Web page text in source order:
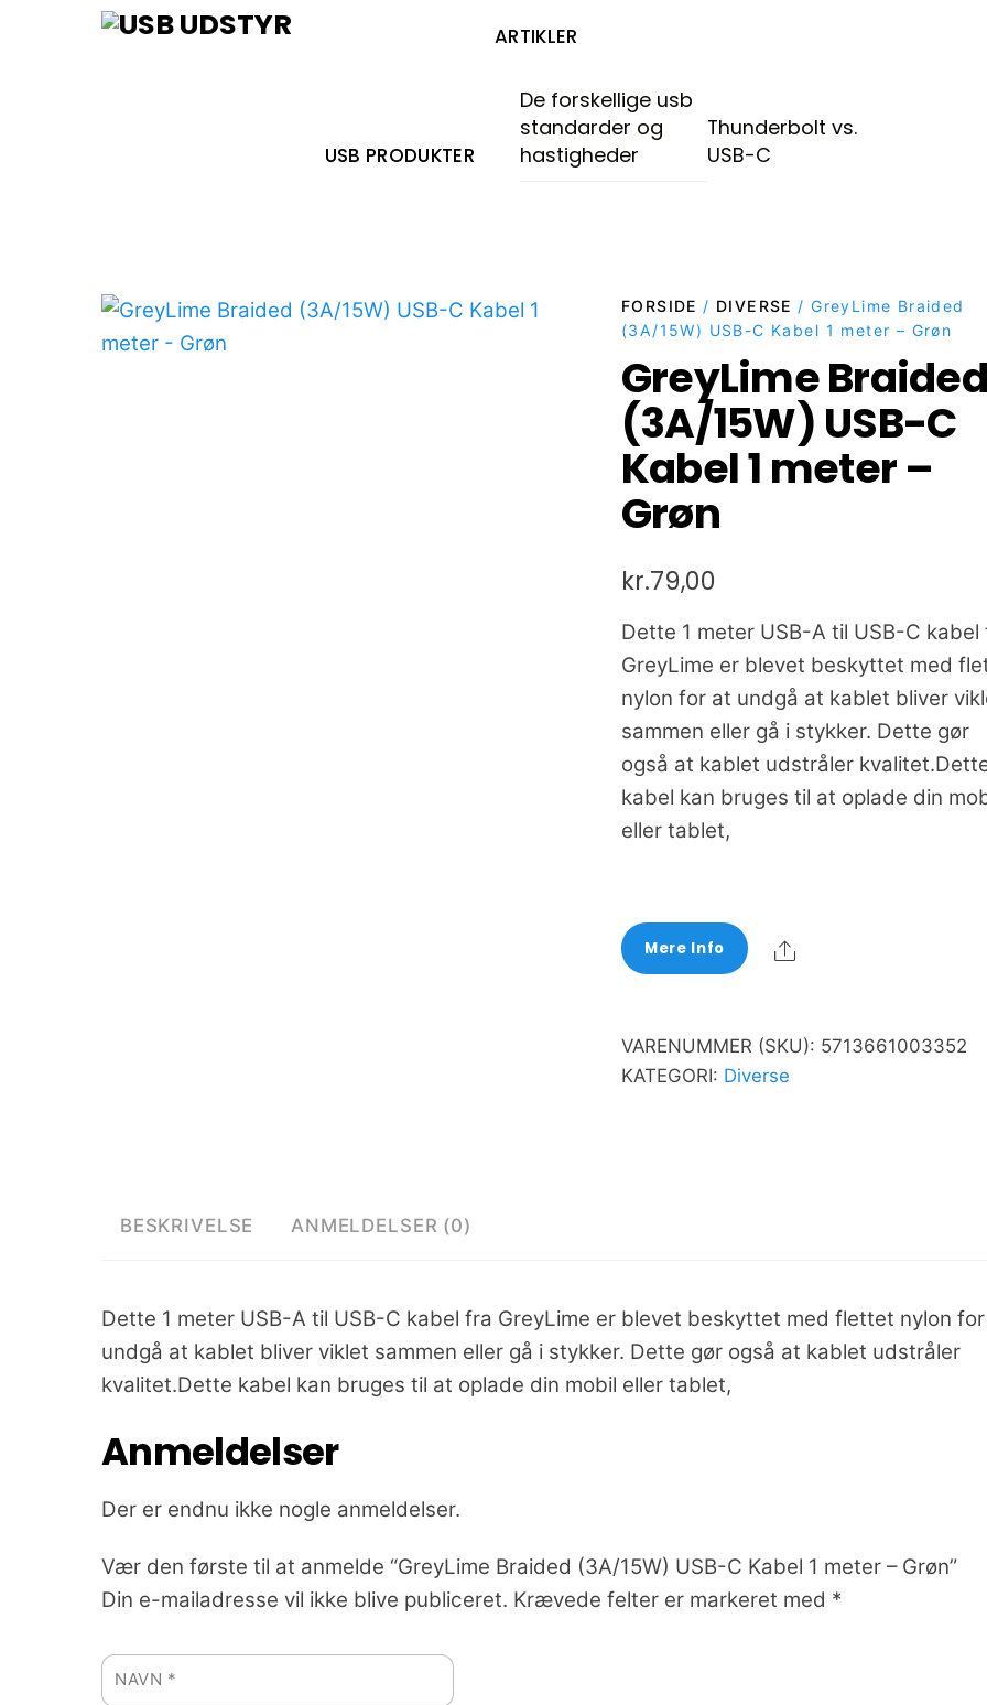
Menu
USB PRODUKTER
ARTIKLER
De forskellige usb
standarder og
hastigheder
Thunderbolt vs.
USB-C
FORSIDE / DIVERSE / GreyLime Braided
(3A/15W) USB-C Kabel 1 meter – Grøn
GreyLime Braided
(3A/15W) USB-C
Kabel 1 meter –
Grøn
kr.79,00
Dette 1 meter USB-A til USB-C kabel
GreyLime er blevet beskyttet med
nylon for at undgå at kablet bliver
sammen eller gå i stykker. Dette gør
også at kablet udstråler
kabel kan bruges til at oplade din
eller tablet,
Mere Info Share
VARENUMMER (SKU): 5713661003352
KATEGORI: Diverse
BESKRIVELSE ANMELDELSER (0)
Dette 1 meter USB-A til USB-C kabel fra GreyLime er blevet beskyttet med flettet nylon
undgå at kablet bliver viklet sammen eller gå i stykker. Dette gør også at kablet udstråler
kvalitet.Dette kabel kan bruges til at oplade din mobil eller tablet,
Anmeldelser
Der er endnu ikke nogle anmeldelser.
Vær den første til at anmelde “GreyLime Braided (3A/15W) USB-C Kabel 1 meter – Grøn”
Din e-mailadresse vil ikke blive publiceret. Krævede felter er markeret med *
NAVN *